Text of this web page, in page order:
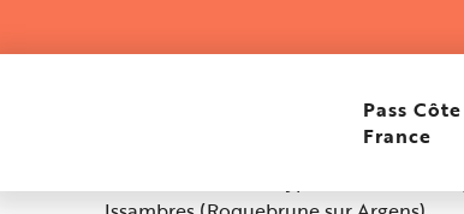
Pass
France